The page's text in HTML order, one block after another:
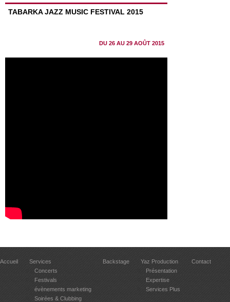
TABARKA JAZZ MUSIC FESTIVAL 2015
DU 26 AU 29 AOÛT 2015
Accueil
Services
Concerts
Festivals
évènements marketing
Soirées & Clubbing
Backstage
Yaz Production
Présentation
Expertise
Services Plus
Contact